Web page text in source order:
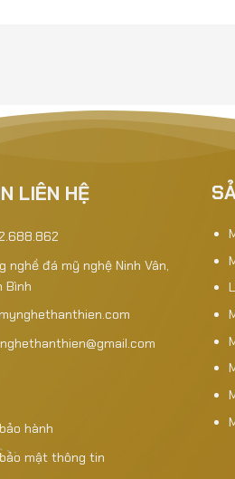
LIÊN HỆ
nghề đá mỹ nghệ Ninh Vân,
Bình
hành
mật thông tin